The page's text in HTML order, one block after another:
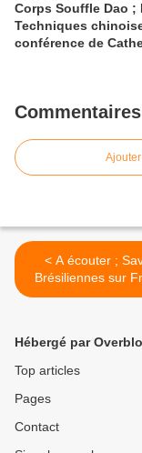
Corps Souffle Dao ;
Techniques
conférence de
Commentaires
< A écouter ; Saveurs
Brésiliennes sur
Culture
Hébergé par
Top articles
Pages
Contact